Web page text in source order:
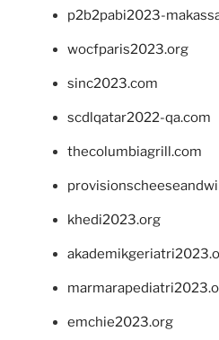
p2b2pabi2023-
wocfparis2023.org
sinc2023.com
scdlqatar2022-qa.com
thecolumbiagrill.com
khedi2023.org
emchie2023.org